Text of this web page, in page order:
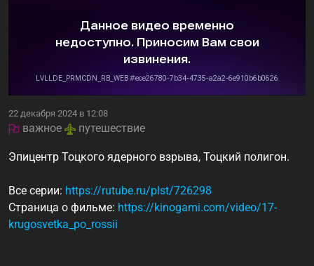
22 декабря 2024 в 12:08
 важное  путешествие
Эпицентр Тоцкого ядерного взрыва, Тоцкий полигон.
Все серии: https://rutube.ru/plst/726298
Страница о фильме: https://kinogami.com/video/17-
krugosvetka_po_rossii